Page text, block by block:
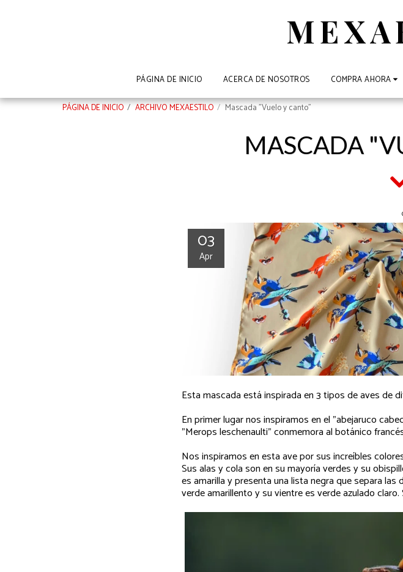
PÁGINA DE INICIO ACERCA DE NOSOTROS COMPRA AHORA
PÁGINA DE INICIO ARCHIVO MEXAESTILO Mascada "Vuelo y canto"
MASCADA
03
Apr
Esta mascada está inspirada en 3 tipos de aves de
En primer lugar nos inspiramos en el "abejaruco
"Merops leschenaulti" conmemora al botánico
Nos inspiramos en esta ave por sus increíbles
Sus alas y cola son en su mayoría verdes y su
es amarilla y presenta una lista negra que separa
verde amarillento y su vientre es verde azulado